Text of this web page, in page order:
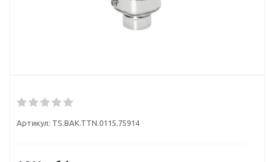
Артикул: TS.BAK.TTN.0115.75914